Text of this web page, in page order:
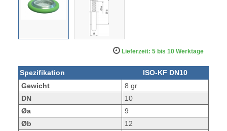
Lieferzeit: 5 bis 10 Werktage
Spezifikation
ISO-KF DN10
Gewicht
8 gr
DN
10
Øa
9
Øb
12